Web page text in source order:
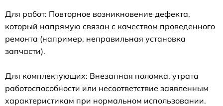
Для работ: Повторное возникновение дефекта,
который напрямую связан с качеством проведенного
ремонта (например, неправильная установка
запчасти).
Для комплектующих: Внезапная поломка, утрата
работоспособности или несоответствие заявленным
характеристикам при нормальном использовании.